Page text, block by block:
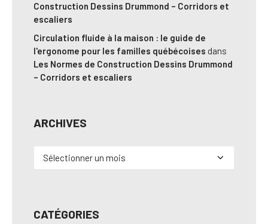
Construction Dessins Drummond – Corridors et
escaliers
Circulation fluide à la maison : le guide de
l'ergonome pour les familles québécoises dans
Les Normes de Construction Dessins Drummond
– Corridors et escaliers
ARCHIVES
Archives
CATÉGORIES